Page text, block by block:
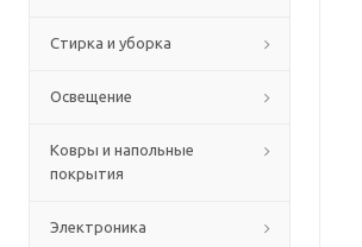
Стирка и уборка
Освещение
Ковры и напольные
покрытия
Электроника